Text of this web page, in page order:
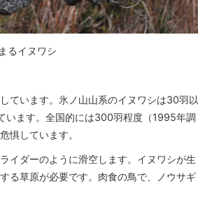
るイヌワシ
ています。氷ノ山山系のイヌワシは30羽以
います。全国的には300羽程度（1995年調
惧しています。
イダーのように滑空します。イヌワシが生
る草原が必要です。肉食の鳥で、ノウサギ